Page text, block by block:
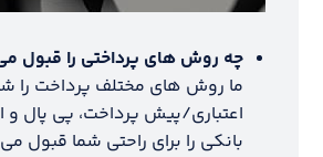
چه روش های پرداختی را قبول
ما روش های مختلف پرداخت را
اعتباری/پیش پرداخت، پی پال و
بانکی را برای راحتی شما قبول